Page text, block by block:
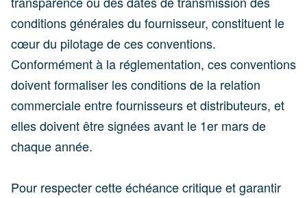
conditions générales du fournisseur, constituent le
cœur du pilotage de ces conventions.
Conformément à la réglementation, ces conventions
doivent formaliser les conditions de la relation
commerciale entre fournisseurs et distributeurs, et
elles doivent être signées avant le 1er mars de
chaque année.
Pour respecter cette échéance critique et garantir